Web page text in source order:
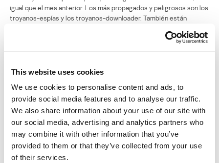
This website uses cookies
We use cookies to personalise content and ads, to
provide social media features and to analyse our traffic.
We also share information about your use of our site with
our social media, advertising and analytics partners who
may combine it with other information that you’ve
provided to them or that they’ve collected from your use
of their services.
igual que el mes anterior. Los más propagados y peligrosos son los
troyanos-espías y los troyanos-downloader. También están
mencionados con anterioridad y que no lograron ingresar en la
Información más detallada sobre cada programa de la presente
analizados los resultados de los dos meses de observación.
ESTADÍSTICAS DE MALWARE TROYANO WORM